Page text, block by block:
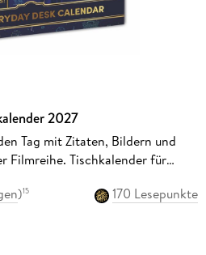
2027
Tag mit Zitaten, Bildern und
Filmreihe. Tischkalender für
)15
170 Lesepunkte